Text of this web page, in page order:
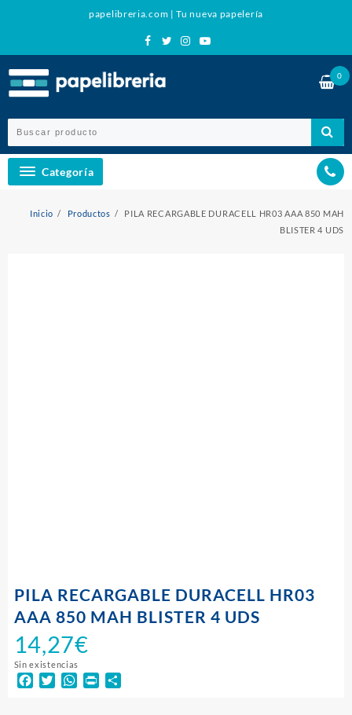
papelibreria.com | Tu nueva papelería
0
Categoría
Inicio Productos
PILA RECARGABLE DURACELL HR03 AAA 850 MAH
BLISTER 4 UDS
PILA RECARGABLE DURACELL HR03
AAA 850 MAH BLISTER 4 UDS
14,27€
Sin existencias
Facebook
TwitterWhatsApp
Print